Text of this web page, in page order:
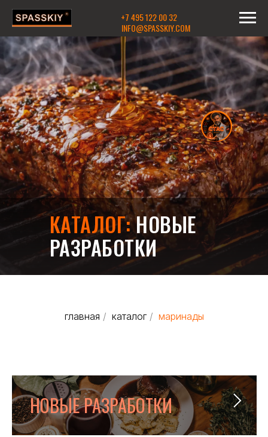
INFO@SPASSKIY.COM
+7 495 122 00 32
КАТАЛОГ:НОВЫЕ
РАЗРАБОТКИ
главная / каталог / маринады
НОВЫЕ РАЗРАБОТКИ